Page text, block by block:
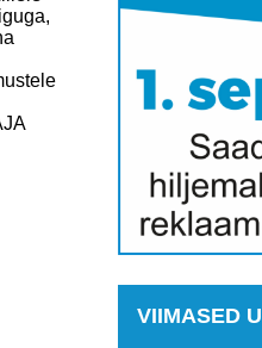
VIIMASED